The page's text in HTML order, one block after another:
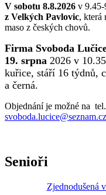
V sobotu 8.8.2026 v 9.45-
z Velkých Pavlovic, která
maso z českých chovů.
Firma Svoboda
19. srpna 2026 v
kuřice, stáří 16 týdnů,
a černá.
Objednání je možné na
svoboda.lucice@seznam.cz
Senioři
Zjednodušená